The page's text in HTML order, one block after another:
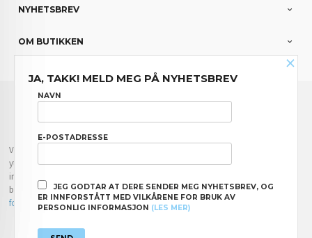
NYHETSBREV
OM BUTIKKEN
FRAKT
NYHETSBREV
Vår nettbutikk bruker cookies slik at du får en bedre kjøpsopplevelse og vi kan
yte deg bedre service. Vi bruker cookies hovedsaklig til å lagre
innloggingsdetaljer og huske hva du har puttet i handlekurven din. Fortsett å
bruke siden som normalt om du godtar dette.Les merellerendre innstillinger
for cookies.
×
JA, TAKK! MELD MEG PÅ NYHETSBREV
NAVN
E-POSTADRESSE
JEG GODTAR AT DERE SENDER MEG NYHETSBREV, OG
ER INNFORSTÅTT MED VILKÅRENE FOR BRUK AV
PERSONLIG INFORMASJON (LES MER)